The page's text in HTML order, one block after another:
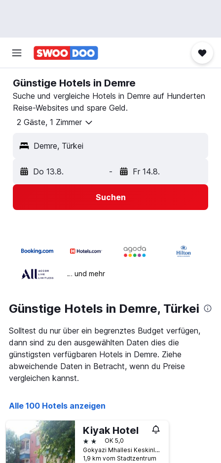
Günstige Hotels in Demre
Suche und vergleiche Hotels in Demre auf Hunderten
Reise-Websites und spare Geld.
2 Gäste, 1 Zimmer
Demre, Türkei
Do 13.8. - Fr 14.8.
Suchen
… und mehr
Günstige Hotels in Demre, Türkei
Solltest du nur über ein begrenztes Budget verfügen,
dann sind zu den ausgewählten Daten dies die
günstigsten verfügbaren Hotels in Demre. Ziehe
abweichende Daten in Betracht, wenn du Preise
vergleichen kannst.
Alle 100 Hotels anzeigen
Kiyak Hotel
2 SterneOK 5,0
Gokyazi Mhallesi Keskinler Cikmazi 4 Merkez Girisi, Demre, Türkei
1,9 km vom Stadtzentrum